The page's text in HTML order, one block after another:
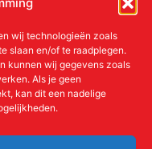
wij technologieën zoals
slaan en/of te raadplegen.
kunnen wij gegevens zoals
Als je geen
kan dit een nadelige